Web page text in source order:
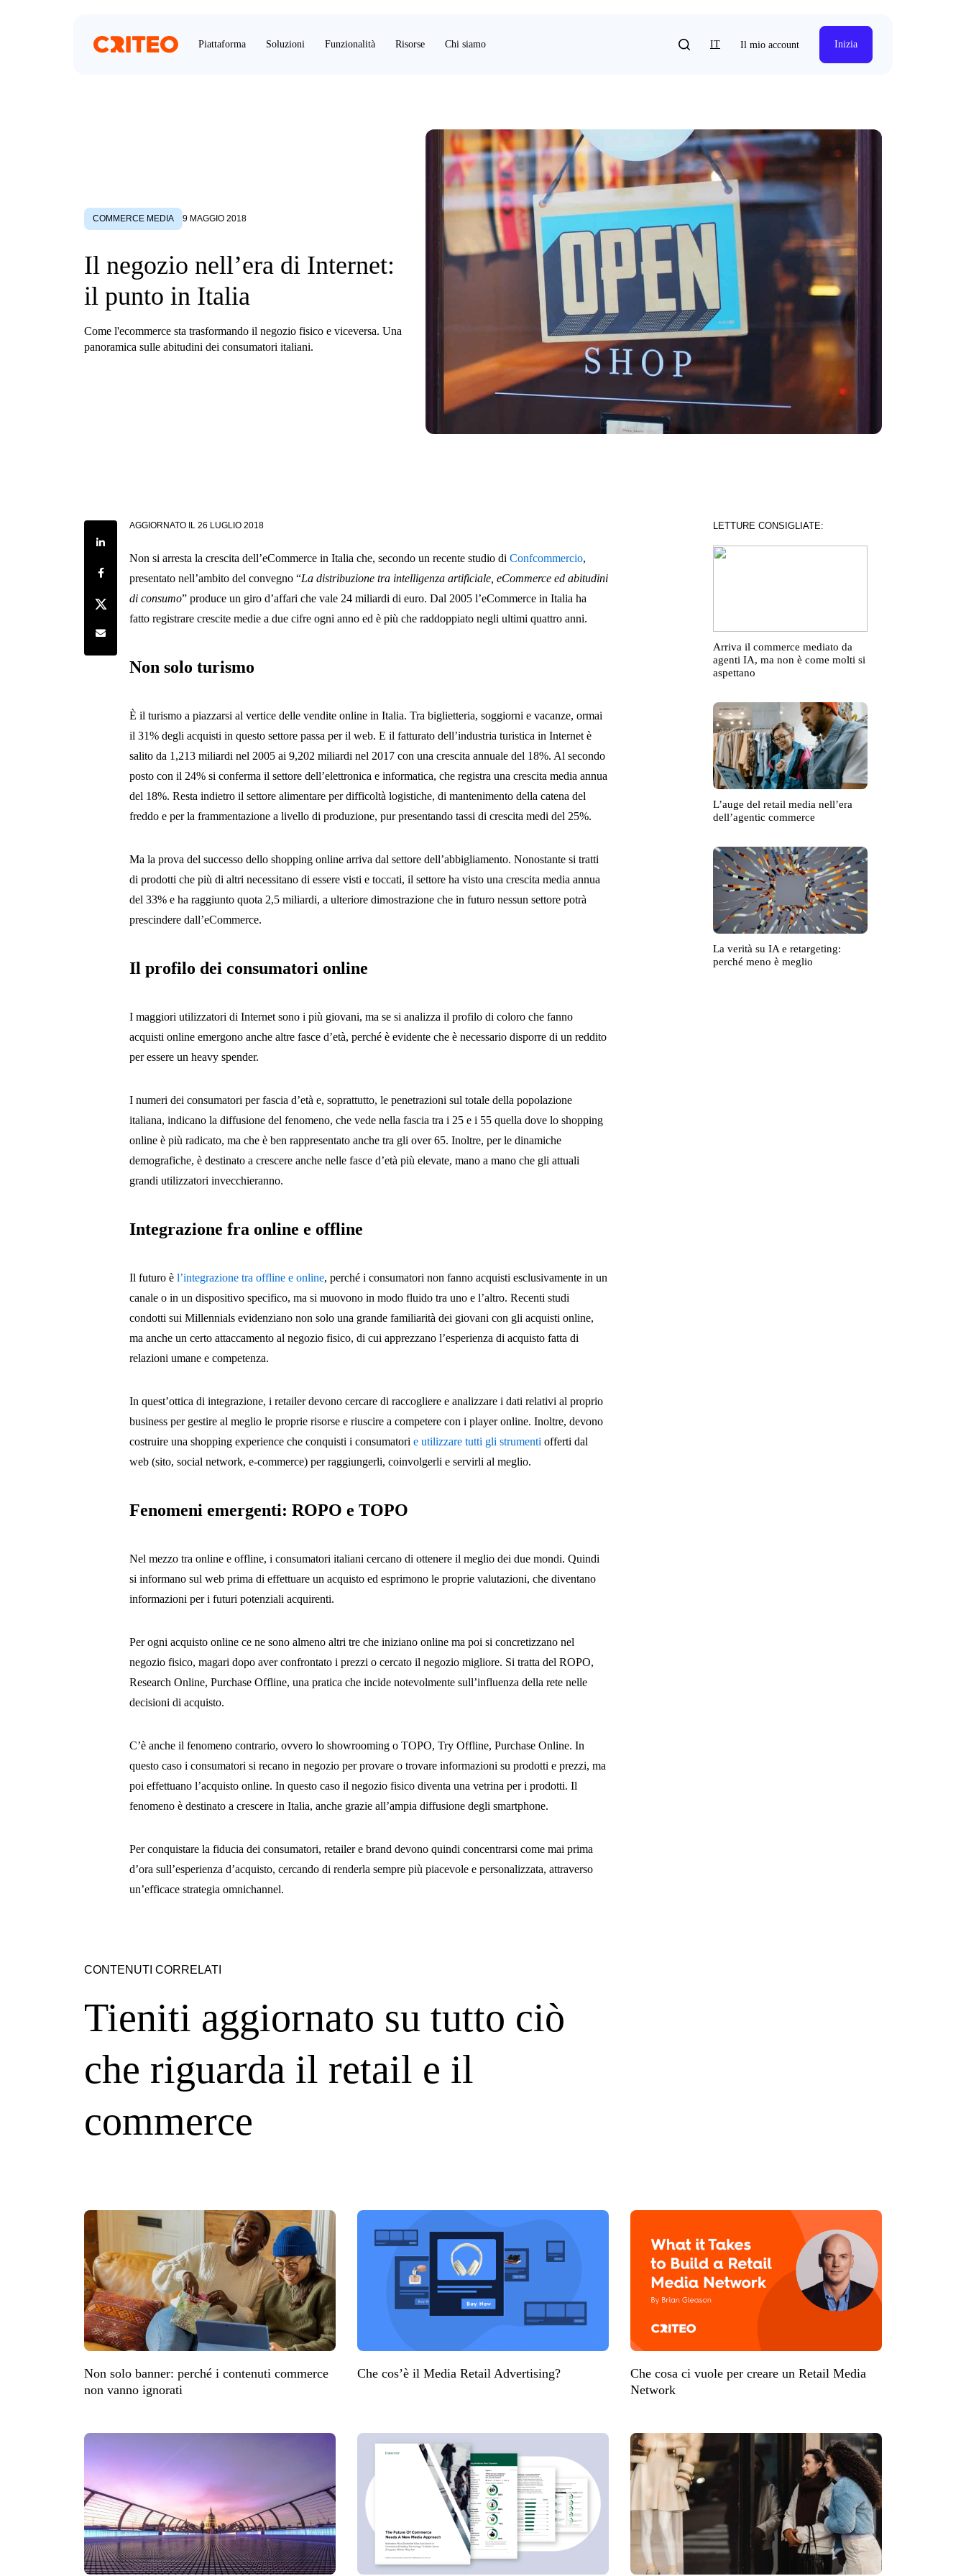
Piattaforma Soluzioni Funzionalità Risorse Chi siamo IT Il mio account Inizia
COMMERCE MEDIA 9 MAGGIO 2018
Il negozio nell’era di Internet:
il punto in Italia
Come l'ecommerce sta trasformando il negozio fisico e viceversa. Una
panoramica sulle abitudini dei consumatori italiani.
Share on LinkedIn
Share on Facebook
Share on Twitter
Share by e-mail
AGGIORNATO IL 26 LUGLIO 2018
Non si arresta la crescita dell’eCommerce in Italia che, secondo un recente studio diConfcommercio,
presentato nell’ambito del convegno “La distribuzione tra intelligenza artificiale, eCommerce ed abitudini
di consumo” produce un giro d’affari che vale 24 miliardi di euro. Dal 2005 l’eCommerce in Italia ha
fatto registrare crescite medie a due cifre ogni anno ed è più che raddoppiato negli ultimi quattro anni.
Non solo turismo
È il turismo a piazzarsi al vertice delle vendite online in Italia. Tra biglietteria, soggiorni e vacanze, ormai
il 31% degli acquisti in questo settore passa per il web. E il fatturato dell’industria turistica in Internet è
salito da 1,213 miliardi nel 2005 ai 9,202 miliardi nel 2017 con una crescita annuale del 18%. Al secondo
posto con il 24% si conferma il settore dell’elettronica e informatica, che registra una crescita media annua
del 18%. Resta indietro il settore alimentare per difficoltà logistiche, di mantenimento della catena del
freddo e per la frammentazione a livello di produzione, pur presentando tassi di crescita medi del 25%.
Ma la prova del successo dello shopping online arriva dal settore dell’abbigliamento. Nonostante si tratti
di prodotti che più di altri necessitano di essere visti e toccati, il settore ha visto una crescita media annua
del 33% e ha raggiunto quota 2,5 miliardi, a ulteriore dimostrazione che in futuro nessun settore potrà
prescindere dall’eCommerce.
Il profilo dei consumatori online
I maggiori utilizzatori di Internet sono i più giovani, ma se si analizza il profilo di coloro che fanno
acquisti online emergono anche altre fasce d’età, perché è evidente che è necessario disporre di un reddito
per essere un heavy spender.
I numeri dei consumatori per fascia d’età e, soprattutto, le penetrazioni sul totale della popolazione
italiana, indicano la diffusione del fenomeno, che vede nella fascia tra i 25 e i 55 quella dove lo shopping
online è più radicato, ma che è ben rappresentato anche tra gli over 65. Inoltre, per le dinamiche
demografiche, è destinato a crescere anche nelle fasce d’età più elevate, mano a mano che gli attuali
grandi utilizzatori invecchieranno.
Integrazione fra online e offline
Il futuro èl’integrazione tra offline e online, perché i consumatori non fanno acquisti esclusivamente in un
canale o in un dispositivo specifico, ma si muovono in modo fluido tra uno e l’altro. Recenti studi
condotti sui Millennials evidenziano non solo una grande familiarità dei giovani con gli acquisti online,
ma anche un certo attaccamento al negozio fisico, di cui apprezzano l’esperienza di acquisto fatta di
relazioni umane e competenza.
In quest’ottica di integrazione, i retailer devono cercare di raccogliere e analizzare i dati relativi al proprio
business per gestire al meglio le proprie risorse e riuscire a competere con i player online. Inoltre, devono
costruire una shopping experience che conquisti i consumatorie utilizzare tutti gli strumenti offerti dal
web (sito, social network, e-commerce) per raggiungerli, coinvolgerli e servirli al meglio.
Fenomeni emergenti: ROPO e TOPO
Nel mezzo tra online e offline, i consumatori italiani cercano di ottenere il meglio dei due mondi. Quindi
si informano sul web prima di effettuare un acquisto ed esprimono le proprie valutazioni, che diventano
informazioni per i futuri potenziali acquirenti.
Per ogni acquisto online ce ne sono almeno altri tre che iniziano online ma poi si concretizzano nel
negozio fisico, magari dopo aver confrontato i prezzi o cercato il negozio migliore. Si tratta del ROPO,
Research Online, Purchase Offline, una pratica che incide notevolmente sull’influenza della rete nelle
decisioni di acquisto.
C’è anche il fenomeno contrario, ovvero lo showrooming o TOPO, Try Offline, Purchase Online. In
questo caso i consumatori si recano in negozio per provare o trovare informazioni su prodotti e prezzi, ma
poi effettuano l’acquisto online. In questo caso il negozio fisico diventa una vetrina per i prodotti. Il
fenomeno è destinato a crescere in Italia, anche grazie all’ampia diffusione degli smartphone.
Per conquistare la fiducia dei consumatori, retailer e brand devono quindi concentrarsi come mai prima
d’ora sull’esperienza d’acquisto, cercando di renderla sempre più piacevole e personalizzata, attraverso
un’efficace strategia omnichannel.
LETTURE CONSIGLIATE:
Arriva il commerce mediato da
agenti IA, ma non è come molti si
aspettano
L’auge del retail media nell’era
dell’agentic commerce
La verità su IA e retargeting:
perché meno è meglio
CONTENUTI CORRELATI
Tieniti aggiornato su tutto ciò
che riguarda il retail e il
commerce
Non solo banner: perché i contenuti commerce
non vanno ignorati
Che cos’è il Media Retail Advertising?
Che cosa ci vuole per creare un Retail Media
Network